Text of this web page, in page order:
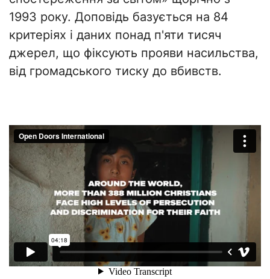
1993 року. Доповідь базується на 84
критеріях і даних понад п'яти тисяч
джерел, що фіксують прояви насильства,
від громадського тиску до вбивств.